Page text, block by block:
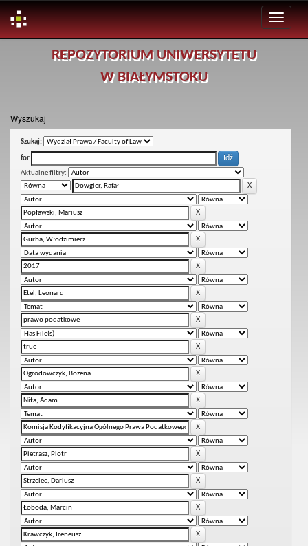
REPOZYTORIUM UNIWERSYTETU
W BIAŁYMSTOKU
Wyszukaj
Szukaj:
for
Aktualne filtry: